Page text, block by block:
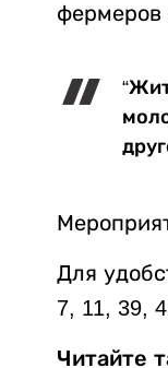
фермеров
Для
7, 11, 39,
Читайте